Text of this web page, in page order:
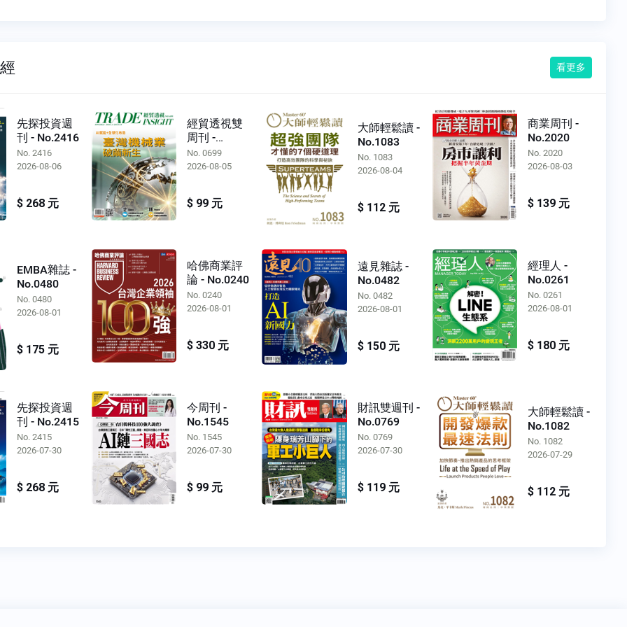
看更多
先探投資週
刊 - No.2416
No. 2416
2026-08-06
$ 268 元
經貿透視雙
周刊 -
No.0699
No. 0699
2026-08-05
$ 99 元
大師輕鬆讀 -
No.1083
No. 1083
2026-08-04
$ 112 元
商業周刊 -
No.2020
No. 2020
2026-08-03
$ 139 元
EMBA雜誌 -
No.0480
No. 0480
2026-08-01
$ 175 元
哈佛商業評
論 - No.0240
No. 0240
2026-08-01
$ 330 元
遠見雜誌 -
No.0482
No. 0482
2026-08-01
$ 150 元
經理人 -
No.0261
No. 0261
2026-08-01
$ 180 元
先探投資週
刊 - No.2415
No. 2415
2026-07-30
$ 268 元
今周刊 -
No.1545
No. 1545
2026-07-30
$ 99 元
財訊雙週刊 -
No.0769
No. 0769
2026-07-30
$ 119 元
大師輕鬆讀 -
No.1082
No. 1082
2026-07-29
$ 112 元